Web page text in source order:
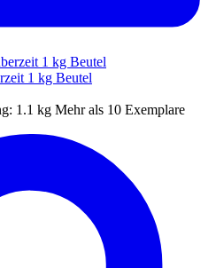
1 kg Beutel
1.1 kg Mehr als 10 Exemplare